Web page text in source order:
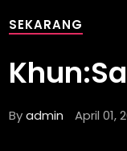
SEKARANG
Byadmin April 01,